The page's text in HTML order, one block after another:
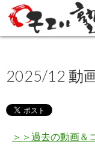
Search
SKIP
TO
2025/12 動
＞＞過去の動画＆